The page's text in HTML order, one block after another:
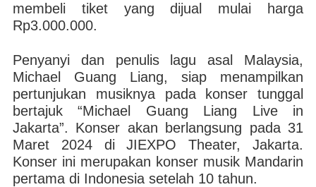
membeli tiket yang dijual mulai harga
Rp3.000.000.
Penyanyi dan penulis lagu asal Malaysia,
Michael Guang Liang, siap menampilkan
pertunjukan musiknya pada konser tunggal
bertajuk “Michael Guang Liang Live in
Jakarta”. Konser akan berlangsung pada 31
Maret 2024 di JIEXPO Theater, Jakarta.
Konser ini merupakan konser musik Mandarin
pertama di Indonesia setelah 10 tahun.